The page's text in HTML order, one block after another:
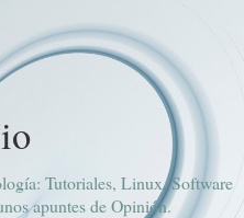
Tutoriales, Linux, Software
apuntes de Opinión.